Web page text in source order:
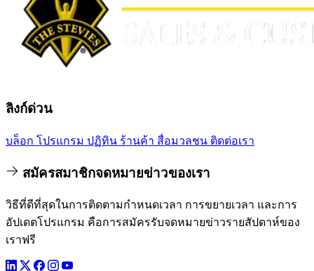
ลิงก์ด่วน
บล็อก โปรแกรม ปฏิทิน ร้านค้า สื่อมวลชน ติดต่อเรา
สมัครสมาชิกจดหมายข่าวของเรา
วิธีที่ดีที่สุดในการติดตามกำหนดเวลา การขยายเวลา และการ
อัปเดตโปรแกรม คือการสมัครรับจดหมายข่าวรายสัปดาห์ของ
เราฟรี